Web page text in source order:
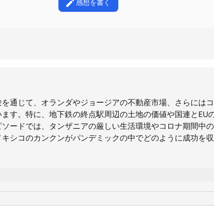
感想を書く
通じて、オランダやジョージアの不動産市場、さらには
す。特に、地下鉄の終点駅周辺の土地の価値や国連とEU
ードでは、タンザニアの厳しい生活環境やコロナ期間中
シコのカンクンがパンデミックの中でどのように成功を